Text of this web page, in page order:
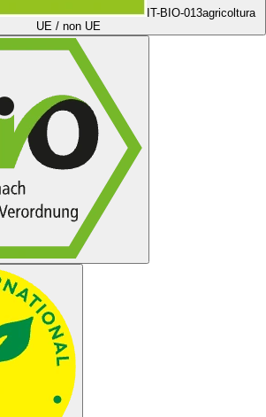
IT-BIO-013agricoltura
UE / non UE